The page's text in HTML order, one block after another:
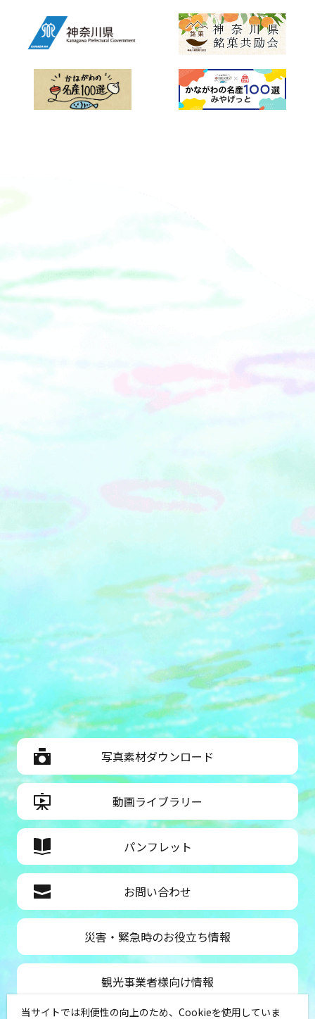
写真素材ダウンロード
動画ライブラリー
パンフレット
お問い合わせ
災害・緊急時のお役立ち情報
観光事業者様向け情報
当サイトでは利便性の向上のため、Cookieを使用していま